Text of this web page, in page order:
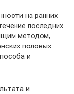
на ранних
последних
методом,
половых
и
и